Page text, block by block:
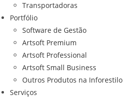
Transportadoras
Portfólio
Software de Gestão
Artsoft Premium
Artsoft Professional
Artsoft Small Business
Outros Produtos na Inforestilo
Serviços